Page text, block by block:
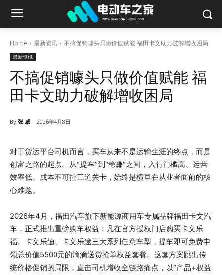
Home 最新资讯 不搞促销噱头只做价值赋能 福田卡文助力破解增收困局
最新资讯
不搞促销噱头只做价值赋能 福
田卡文助力破解增收困局
By 张 威 2026年4月8日
对于货运平台司机而言，买车从来不是运输生涯的终点，而是
创富之路的起点。从“提车”到“稳赚”之间，入行门槛高、运营
效率低、成本不可控三道关卡，始终是横亘在从业者面前的核
心难题。
2026年4月，福田汽车旗下新能源商用车专属品牌福田卡文汽
车，正式推出重磅购车权益：凡在官方授权门店购买卡文乐
福、卡文乐迪、卡文乐途三大系列任意车型，提车即可免费申
领总价值5500元的滴滴送货抢单权益套餐。这套方案跳出传
统价格促销的局限，直击司机增收全链路痛点，以“产品+权益